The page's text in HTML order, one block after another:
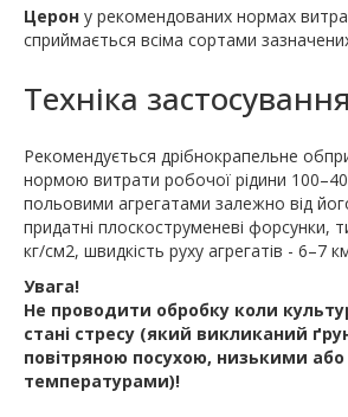
Церон у рекомендованих нормах
сприймається всіма сортами
Техніка
Рекомендується дрібнокрапельне
нормою витрати робочої рідини
польовими агрегатами залежно від
придатні плоскоструменеві форсунки,
кг/см2, швидкість руху агрегатів - 6–7
Увага!
Не проводити обробку коли
стані стресу (який викликаний
повітряною посухою, низькими
температурами)!